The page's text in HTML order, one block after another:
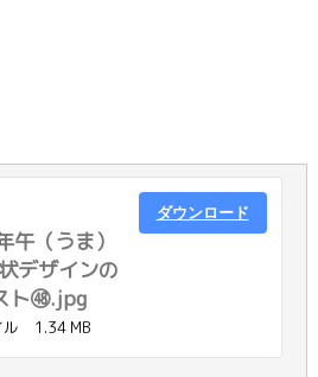
午（うま）
デザインの
ト㊽.jpg
1.34 MB
ダウンロード